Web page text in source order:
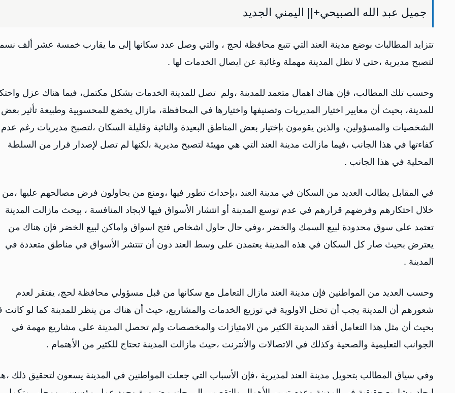
جميل عبد الله الصبيحي+|| اليمني الجديد
تتزايد المطالبات بوضع مدينة العند التي تتبع محافظة لحج ، والتي وصل عدد سكانها إلى ما يقارب خمسة عشر ألف
لتصبح مديرية ،حتى لا تظل المدينة مهملة وغائبة عن ايصال الخدمات لها .
وحسب تلك المطالب، فإن هناك اهمال متعمد للمدينة ،ولم تصل للمدينة الخدمات بشكل مكتمل، فيما هناك عزل
للمدينة، بحيث أن معايير اختيار المديريات وتصنيفها واختيارها في المحافظة، مازال يخضع للمحسوبية وطبيعة تأثير بعض
الشخصيات والمسؤولين، والذين يقومون بإختيار بعض المناطق البعيدة والنائبة وقليلة السكان ،لتصبح مديريات رغم عدم
كفاءتها في هذا الجانب ،فيما مازالت مدينة العند التي هي مهيئة لتصبح مديرية ،لكنها لم تصل لإصدار قرار من السلطة
المحلية في هذا الجانب .
في المقابل يطالب العديد من السكان في مدينة العند ،بإحداث تطور فيها ،ومنع من يحاولون فرض مصالحهم عليها ،من
خلال احتكارهم وفرضهم قرارهم في عدم توسع المدينة أو انتشار الأسواق فيها لابجاد المنافسة ، بيحث مازالت المدينة
تعتمد على سوق محدودة لبيع السمك والخضر ،وفي حال حاول اشخاص فتح اسواق واماكن لبيع الخضر فإن هناك من
يعترض بحيث صار كل السكان في هذه المدينة يعتمدن على وسط العند دون أن تنتشر الأسواق في مناطق متعددة في
المدينة .
وحسب العديد من المواطنين فإن مدينة العند مازال التعامل مع سكانها من قبل مسؤولي محافظة لحج، يفتقر لعدم
شعورهم أن المدينة يجب أن تحتل الاولوية في توزيع الخدمات والمشاريع، حيث أن هناك من ينظر للمدينة كما لو كانت
بحيث أن مثل هذا التعامل أفقد المدينة الكثير من الامتيازات والمخصصات ولم تحصل المدينة على مشاريع مهمة في
الجوانب التعليمية والصحية وكذلك في الاتصالات والأنترنت ،حيث مازالت المدينة تحتاج للكثير من الأهتمام .
وفي سياق المطالب بتحويل مدينة العند لمديرية ،فإن الأسباب التي جعلت المواطنين في المدينة يسعون لتحقيق ذلك